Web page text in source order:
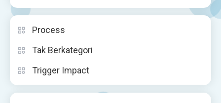
Process
Tak Berkategori
Trigger Impact